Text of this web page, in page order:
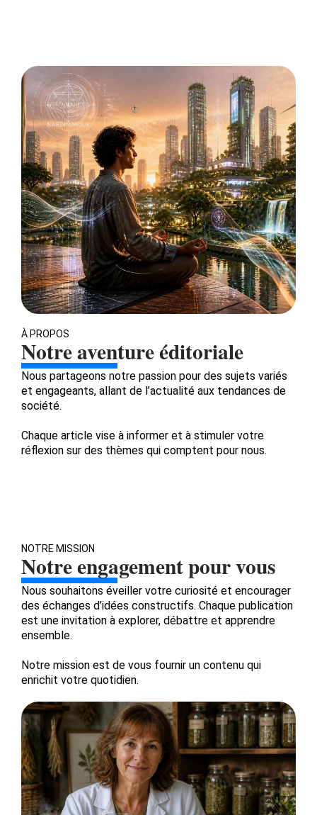
À PROPOS
Notre aventure éditoriale
Nous partageons notre passion pour des sujets variés
et engageants, allant de l’actualité aux tendances de
société.
Chaque article vise à informer et à stimuler votre
réflexion sur des thèmes qui comptent pour nous.
NOTRE MISSION
Notre engagement pour vous
Nous souhaitons éveiller votre curiosité et encourager
des échanges d’idées constructifs. Chaque publication
est une invitation à explorer, débattre et apprendre
ensemble.
Notre mission est de vous fournir un contenu qui
enrichit votre quotidien.